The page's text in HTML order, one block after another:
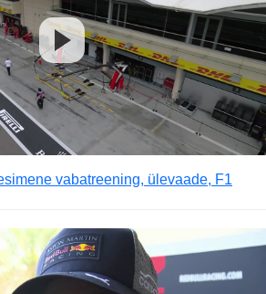
vabatreening, ülevaade, F1